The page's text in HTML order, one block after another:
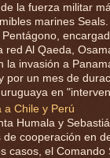
la fuerza militar
marines
red Al Qaeda,
la invasión a
por un mes de
en
a Chile y Perú
Humala y
cooperación en
casos, el